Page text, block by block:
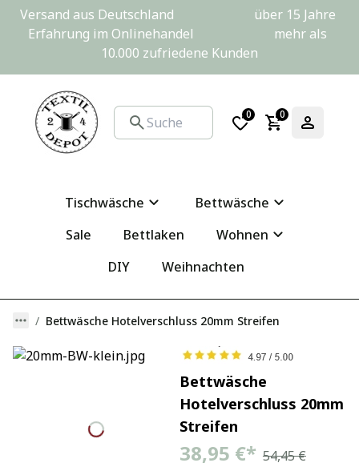
Versand aus Deutschland                         über 15 Jahre
Erfahrung im Onlinehandel                         mehr als
10.000 zufriedene Kunden
0 0
Tischwäsche
Bettwäsche
Sale
Bettlaken
Wohnen
DIY
Weihnachten
Bettwäsche Hotelverschluss 20mm Streifen
Bettwäsche
Hotelverschluss 20mm
Streifen
38,95 €* 54,45 €